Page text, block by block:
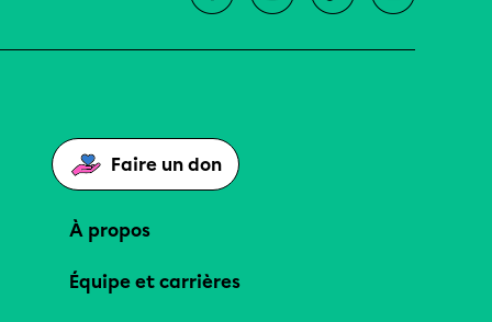
Faire un don
À propos
Équipe et carrières